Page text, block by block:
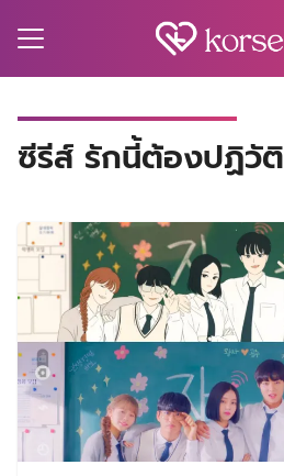
ซีรีส์ รักนี้ต้องปฏิวัติ